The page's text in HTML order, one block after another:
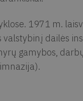
1971 m.
dailės
gamybos,